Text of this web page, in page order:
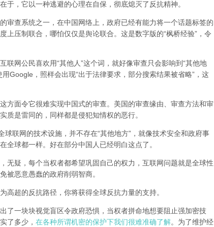
于，它以一种逃避的心理在自保，彻底熄灭了反抗精神。
审查系统之一，在中国网络上，政府已经有能力将一个话题标签的
上压制联合 ，哪怕仅仅是舆论联合。这是数字版的“枫桥经验”，令
联网公民喜欢用“其他人”这个词，就好像审查只会影响到“其他地
Google，照样会出现“出于法律要求，部分搜索结果被省略”，这
方面令它很难实现中国式的审查。美国的审查缘由、审查方法和审
实质是雷同的，同样都是侵犯知情权的恶行。
球联网的技术设施，并不存在“其他地方”，就像技术安全和政府事
全球都一样。好在部分中国人已经明白这点了。
无疑，每个当权者都希望巩固自己的权力，互联网问题就是全球性
被恶意愚蠢的政府削弱智商。
高超的反抗路径，你将获得全球反抗力量的支持。
了一块块视觉盲区令政府恐惧，当权者拼命地想要阻止强加密技
了多少， 在各种所谓机密的保护下我们很难准确了解。为了维护经